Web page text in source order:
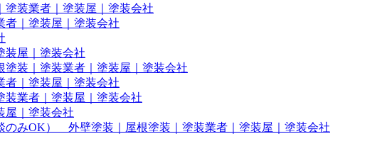
装業者｜塗装屋｜塗装会社
者｜塗装屋｜塗装会社
装屋｜塗装会社
装｜塗装業者｜塗装屋｜塗装会社
｜塗装屋｜塗装会社
業者｜塗装屋｜塗装会社
屋｜塗装会社
のみOK） 外壁塗装｜屋根塗装｜塗装業者｜塗装屋｜塗装会社